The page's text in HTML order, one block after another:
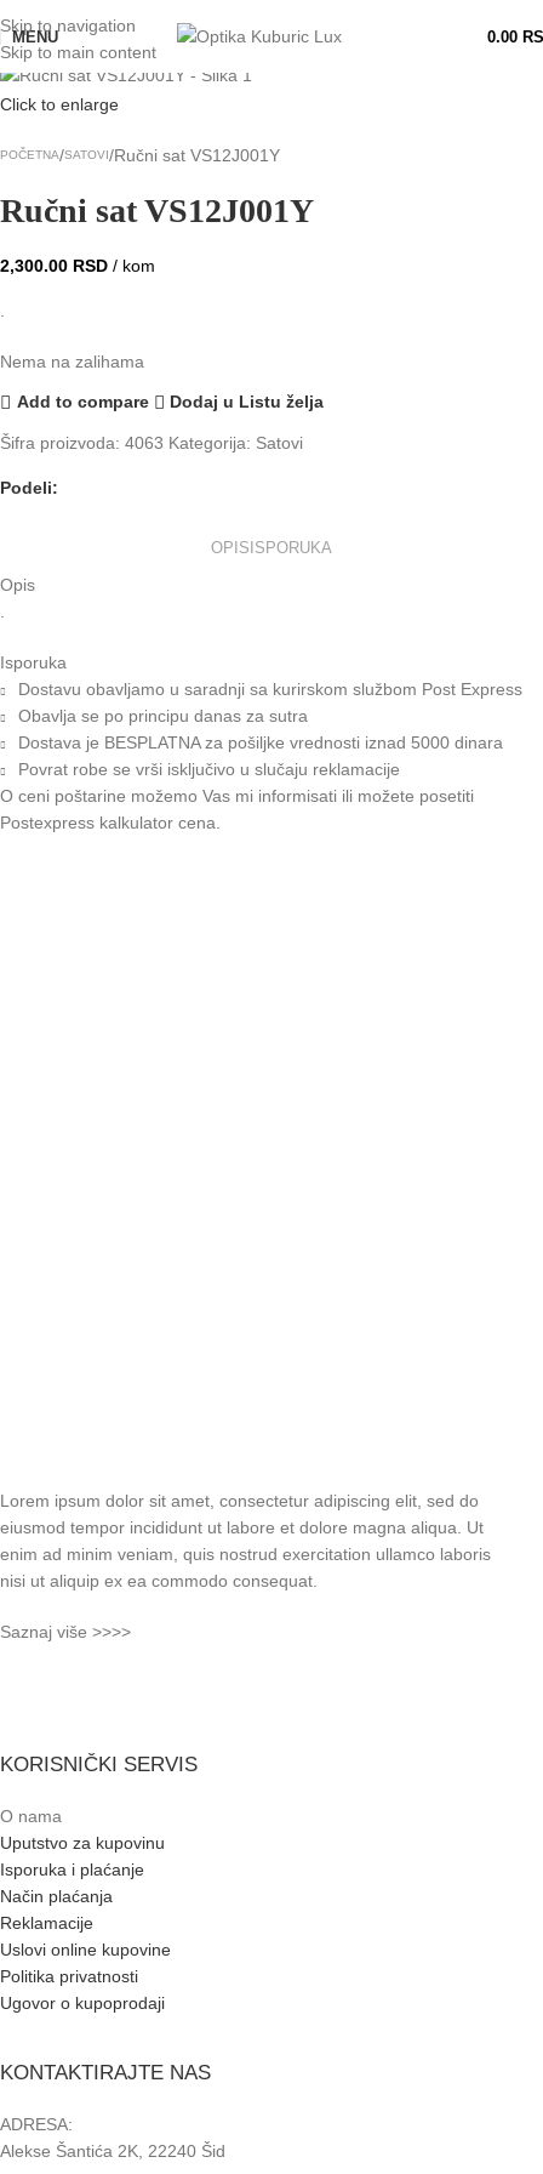
Skip to navigation
Skip to main content
MENU 0.00
Rasprodato
Click to enlarge
POČETNA SATOVI Ručni sat VS12J001Y
Ručni sat VS12J001Y
2,300.00 RSD / kom
Nema na zalihama
Add to compare Dodaj u Listu želja
Šifra proizvoda: 4063 Kategorija: Satovi
Podeli:
OPISISPORUKA
Opis
Isporuka
Dostavu obavljamo u saradnji sa kurirskom službom Post Express
Obavlja se po principu danas za sutra
Dostava je BESPLATNA za pošiljke vrednosti iznad 5000 dinara
Povrat robe se vrši isključivo u slučaju reklamacije
O ceni poštarine možemo Vas mi informisati ili možete posetiti
Postexpress kalkulator cena
Lorem ipsum dolor sit amet, consectetur adipiscing elit, sed do
eiusmod tempor incididunt ut labore et dolore magna aliqua. Ut
enim ad minim veniam, quis nostrud exercitation ullamco laboris
nisi ut aliquip ex ea commodo consequat.
Saznaj više >>>>
KORISNIČKI SERVIS
O nama
Uputstvo za kupovinu
Isporuka i plaćanje
Način plaćanja
Reklamacije
Uslovi online kupovine
Politika privatnosti
Ugovor o kupoprodaji
KONTAKTIRAJTE NAS
ADRESA:
Alekse Šantića 2K, 22240 Šid